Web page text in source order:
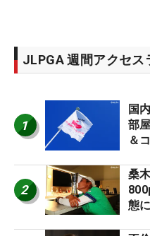
JLPGA 週間アクセス
1
国
部
＆
2
桑
態